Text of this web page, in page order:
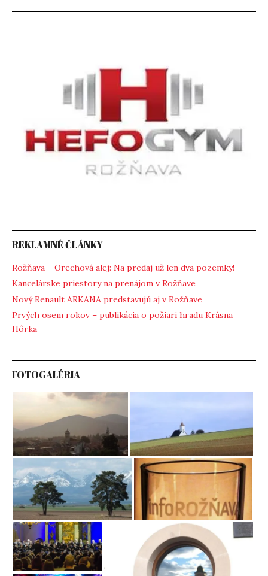
REKLAMNÉ ČLÁNKY
Rožňava – Orechová alej: Na predaj už len dva pozemky!
Kancelárske priestory na prenájom v Rožňave
Nový Renault ARKANA predstavujú aj v Rožňave
Prvých osem rokov – publikácia o požiari hradu Krásna
Hôrka
FOTOGALÉRIA